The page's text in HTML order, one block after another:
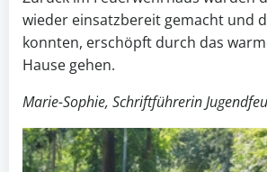
wieder einsatzbereit gemacht und
konnten, erschöpft durch das
Hause gehen.
Marie-Sophie, Schriftführerin